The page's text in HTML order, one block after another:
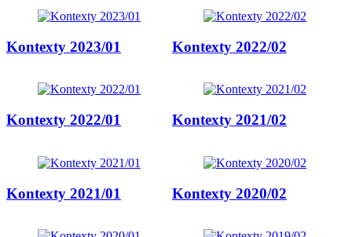
Kontexty 2023/01 Kontexty 2022/02
Kontexty 2022/01 Kontexty 2021/02
Kontexty 2021/01 Kontexty 2020/02